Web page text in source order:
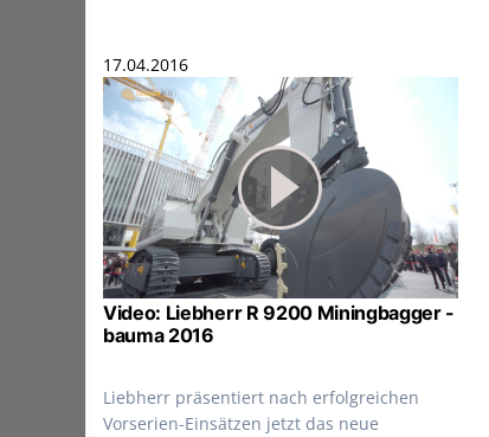
17.04.2016
Video: Liebherr R 9200 Miningbagger -
bauma 2016
Liebherr präsentiert nach erfolgreichen
Vorserien-Einsätzen jetzt das neue